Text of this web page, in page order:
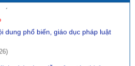
và hướng dẫn công tác thi đua,